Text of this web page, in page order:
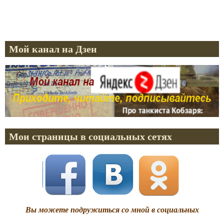
Мой канал на Дзен
Мои страницы в социальных сетях
Вы можете подружиться со мной в социальных